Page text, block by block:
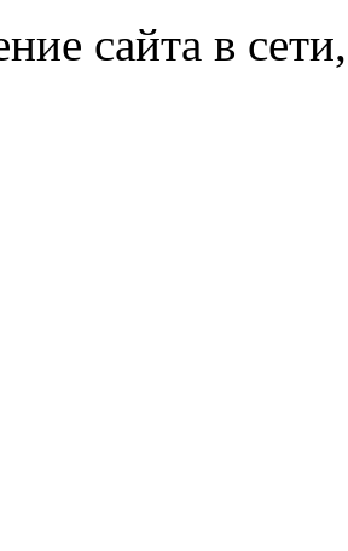
сайта в